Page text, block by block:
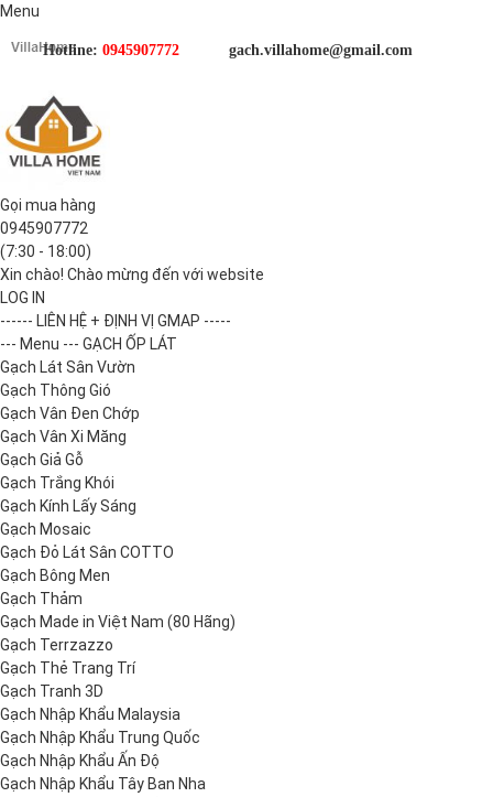
Menu
Hotline: 0945907772 gach.villahome@gmail.com
Gọi mua hàng
0945907772
(7:30 - 18:00)
Xin chào! Chào mừng đến với website
LOG IN
------ LIÊN HỆ + ĐỊNH VỊ GMAP -----
--- Menu --- GẠCH ỐP LÁT
Gạch Lát Sân Vườn
Gạch Thông Gió
Gạch Vân Đen Chớp
Gạch Vân Xi Măng
Gạch Giả Gỗ
Gạch Trắng Khói
Gạch Kính Lấy Sáng
Gạch Mosaic
Gạch Đỏ Lát Sân COTTO
Gạch Bông Men
Gạch Thảm
Gạch Made in Việt Nam (80 Hãng)
Gạch Terrzazzo
Gạch Thẻ Trang Trí
Gạch Tranh 3D
Gạch Nhập Khẩu Malaysia
Gạch Nhập Khẩu Trung Quốc
Gạch Nhập Khẩu Ấn Độ
Gạch Nhập Khẩu Tây Ban Nha